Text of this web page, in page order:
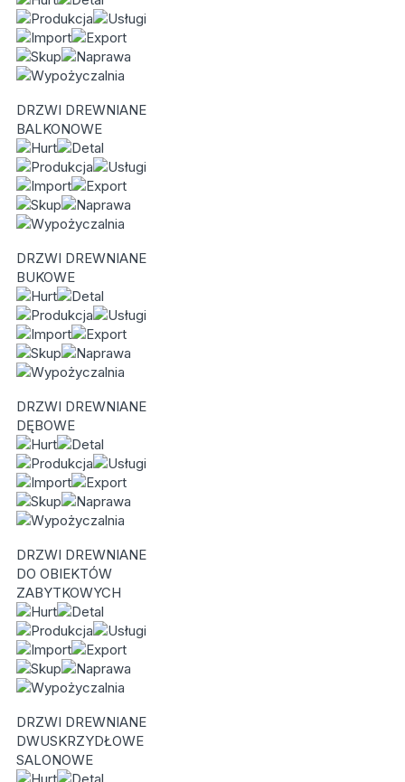
DRZWI DREWNIANE
BALKONOWE
DRZWI DREWNIANE
BUKOWE
DRZWI DREWNIANE
DĘBOWE
DRZWI DREWNIANE
DO OBIEKTÓW
ZABYTKOWYCH
DRZWI DREWNIANE
DWUSKRZYDŁOWE
SALONOWE